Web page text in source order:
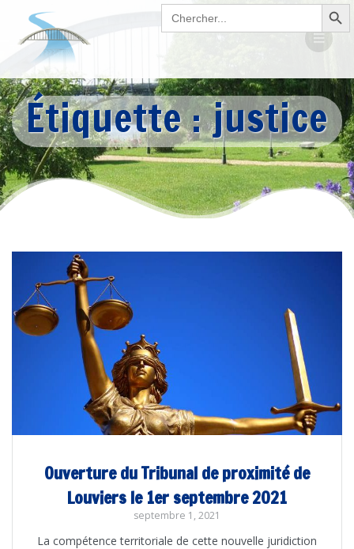
Search Search Button
Passer
au
Étiquette :justice
Ouverture du Tribunal de proximité de
Louviers le 1er septembre 2021
septembre 1, 2021
La compétence territoriale de cette nouvelle juridiction